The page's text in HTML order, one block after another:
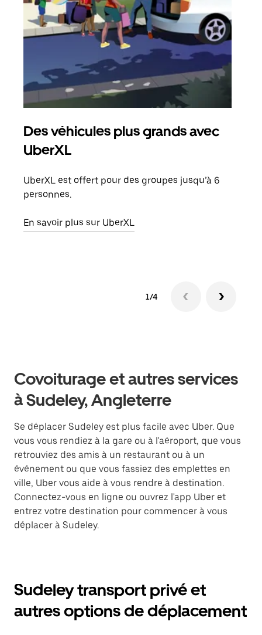
Des véhicules plus grands avec
UberXL
UberXL est offert pour des groupes jusqu’à 6
personnes.
En savoir plus sur UberXL
1/4
Covoiturage et autres services
à Sudeley, Angleterre
Se déplacer Sudeley est plus facile avec Uber. Que
vous vous rendiez à la gare ou à l'aéroport, que vous
retrouviez des amis à un restaurant ou à un
événement ou que vous fassiez des emplettes en
ville, Uber vous aide à vous rendre à destination.
Connectez-vous en ligne ou ouvrez l'app Uber et
entrez votre destination pour commencer à vous
déplacer à Sudeley.
Sudeley transport privé et
autres options de déplacement